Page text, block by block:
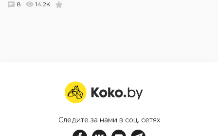
8 14.2K
Следите за нами в соц. сетях